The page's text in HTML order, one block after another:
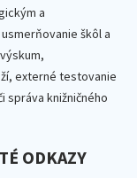
a
škôl a
externé testovanie
správa knižničného
ODKAZY